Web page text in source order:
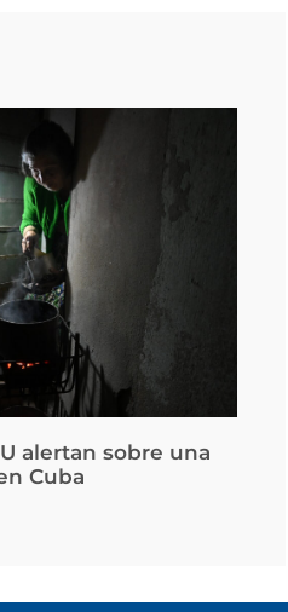
alertan sobre una
Cuba